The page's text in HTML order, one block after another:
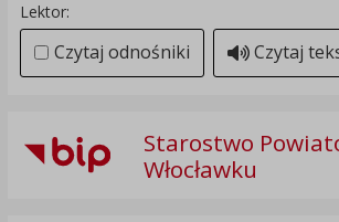
Lektor:
Czytaj odnośniki Czytaj
Starostwo
Włocławku